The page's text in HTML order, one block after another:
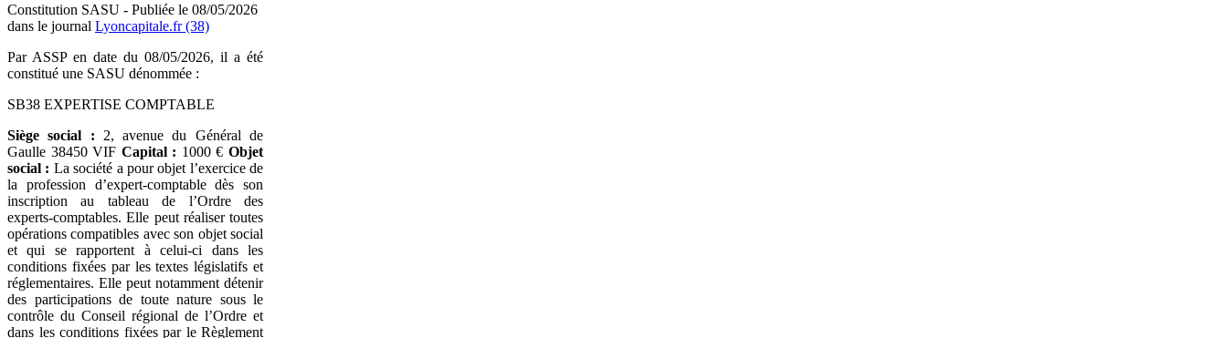
Constitution SASU - Publiée le 08/05/2026
dans le journal Lyoncapitale.fr (38)
Par ASSP en date du 08/05/2026, il a été
constitué une SASU dénommée :
SB38 EXPERTISE COMPTABLE
Siège social : 2, avenue du Général de
Gaulle 38450 VIF Capital : 1000 €Objet
social : La société a pour objet l’exercice de
la profession d’expert-comptable dès son
inscription au tableau de l’Ordre des
experts-comptables. Elle peut réaliser toutes
opérations compatibles avec son objet social
et qui se rapportent à celui-ci dans les
conditions fixées par les textes législatifs et
réglementaires. Elle peut notamment détenir
des participations de toute nature sous le
contrôle du Conseil régional de l’Ordre et
dans les conditions fixées par le Règlement